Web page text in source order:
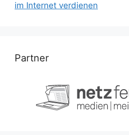
im Internet verdienen
Partner